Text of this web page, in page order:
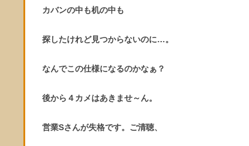
カバンの中も机の中も
探したけれど見つからないのに…。
なんでこの仕様になるのかなぁ？
後から４カメはあきませ～ん。
営業Sさんが失格です。ご清聴、